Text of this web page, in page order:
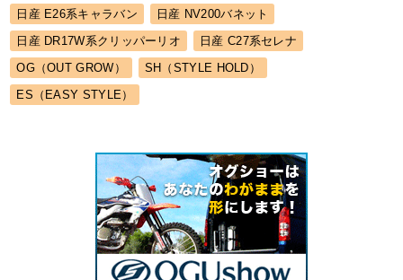
1)法令に基づく場合
2)人の生命、身体または財産の保護のために必要がある場合であって、ご
本人の同意を得ることが困難であるとき 3) 公衆衛生の向上または児童の健
全な育成の推進のために特に必要がある場合であって、ご本人の同意を得
ることが困難であるとき
4) 国の機関もしくは地方公共団体またはその委託を受けた者が法令の定め
る事務を遂行することに対して協力する必要がある場合であって、ご本人
の同意を得ることにより当該事務の遂行に支障を及ぼすおそれがあるとき
に関する情報をみだりに収集しないよう留意します。
6.個人情報の取得に際する利用目的の通知
本サイトは、個人情報を取得するにあたり、あらかじめその利用目的を公
表します。ただし、次の場合はこの限りではありません。
1) 利用目的をご本人に通知し、または公表することによりご本人または第
三者の生命、身体、財産その他の権利利益を害するおそれがある場合
2) 利用目的をご本人に通知し、または公表することにより本ブログの権利
または正当な利益を害するおそれがある場合
日産 E26系キャラバン
日産 NV200バネット
日産 DR17W系クリッパーリオ
日産 C27系セレナ
OG（OUT GROW）
SH（STYLE HOLD）
ES（EASY STYLE）